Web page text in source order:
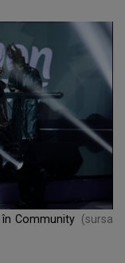
Community (sursa